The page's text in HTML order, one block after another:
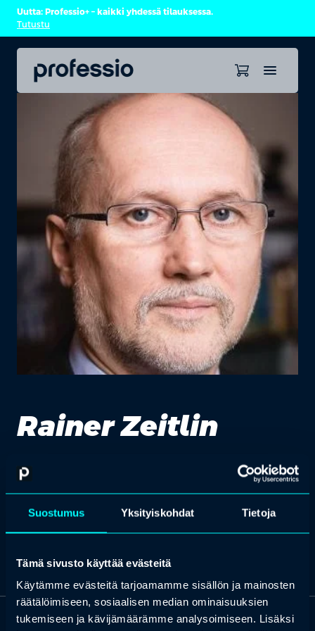
Suostumus Yksityiskohdat Tietoja
Tämä sivusto käyttää evästeitä
Käytämme evästeitä tarjoamamme sisällön ja mainosten
räätälöimiseen, sosiaalisen median ominaisuuksien
tukemiseen ja kävijämäärämme analysoimiseen. Lisäksi
Uutta: Professio+ – kaikki yhdessä tilauksessa.
Tutustu
Rainer Zeitlin
muutosjohtaja, Pirkanmaan sairaanhoitopiiri